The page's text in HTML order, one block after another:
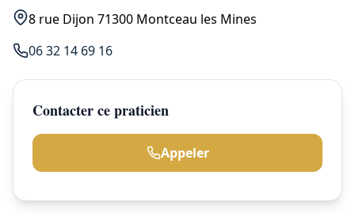
8 rue Dijon 71300 Montceau les Mines
06 32 14 69 16
Contacter ce praticien
Appeler